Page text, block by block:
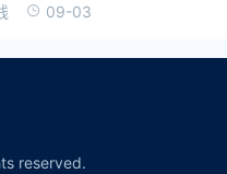
09-03
reserved.